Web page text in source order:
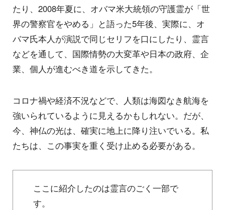
たり、2008年夏に、オバマ米大統領の守護霊が「世
界の警察官をやめる」と語った5年後、実際に、オ
バマ氏本人が演説で同じセリフを口にしたり、霊言
などを通して、国際情勢の大変革や日本の政府、企
業、個人が進むべき道を示してきた。
コロナ禍や経済不況などで、人類は海図なき航海を
強いられているように見えるかもしれない。だが、
今、神仏の光は、確実に地上に降り注いでいる。私
たちは、この事実を重く受け止める必要がある。
ここに紹介したのは霊言のごく一部で
す。